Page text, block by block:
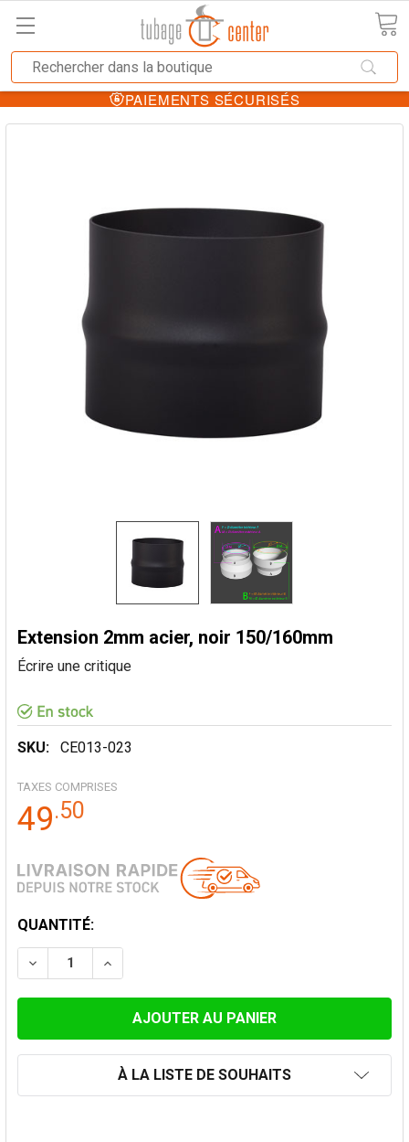
PAIEMENTS SÉCURISÉS
Extension 2mm acier, noir 150/160mm
Écrire une critique
SKU: CE013-023
TAXES COMPRISES
49.50
STOCK
ACTUEL:
QUANTITÉ:
DIMINUER LA QUANTITÉ DE EXTENSION 2MM ACIER,
AUGMENTER LA QUANTITÉ DE EXTENSION
À LA LISTE DE SOUHAITS